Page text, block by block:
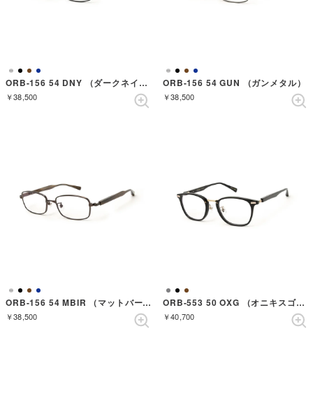
ORB-156 54 DNY （ダークネイビー）
￥38,500
ORB-156 54 GUN （ガンメタル）
￥38,500
ORB-156 54 MBIR （マットバーチ）
￥38,500
ORB-553 50 OXG （オニキスゴールド）
￥40,700